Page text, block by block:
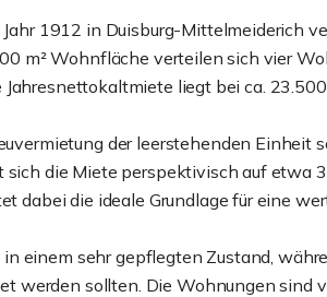
1912 in Duisburg-Mittelmeiderich
m² Wohnfläche verteilen sich vier
liegt bei ca. 23.500
der leerstehenden Einheit
die Miete perspektivisch auf etwa
dabei die ideale Grundlage für eine
einem sehr gepflegten Zustand,
werden sollten. Die Wohnungen sind